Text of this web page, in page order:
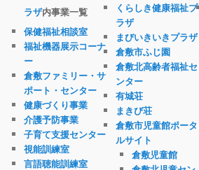
ラザ内事業一覧
保健福祉相談室
福祉機器展示コーナ
ー
倉敷ファミリー・サ
ポート・センター
健康づくり事業
介護予防事業
子育て支援センター
視能訓練室
言語聴能訓練室
くらしき健康福祉プ
ラザ
まびいきいきプラザ
倉敷市ふじ園
倉敷北高齢者福祉セ
ンター
有城荘
まきび荘
倉敷市児童館ポータ
ルサイト
倉敷児童館